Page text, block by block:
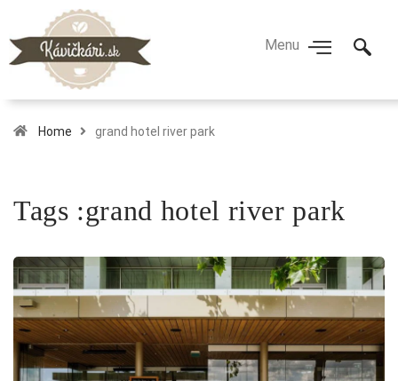
Home grand hotel river park
Tags :grand hotel river park